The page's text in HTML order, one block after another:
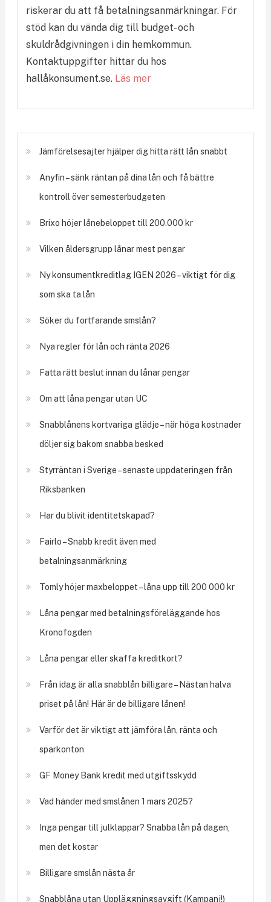
riskerar du att få betalningsanmärkningar. För
stöd kan du vända dig till budget- och
skuldrådgivningen i din hemkommun.
Kontaktuppgifter hittar du hos
hallåkonsument.se. Läs mer
Jämförelsesajter hjälper dig hitta rätt lån snabbt
Anyfin – sänk räntan på dina lån och få bättre
kontroll över semesterbudgeten
Brixo höjer lånebeloppet till 200.000 kr
Vilken åldersgrupp lånar mest pengar
Ny konsumentkreditlag IGEN 2026 – viktigt för dig
som ska ta lån
Söker du fortfarande smslån?
Nya regler för lån och ränta 2026
Fatta rätt beslut innan du lånar pengar
Om att låna pengar utan UC
Snabblånens kortvariga glädje – när höga kostnader
döljer sig bakom snabba besked
Styrräntan i Sverige – senaste uppdateringen från
Riksbanken
Har du blivit identitetskapad?
Fairlo – Snabb kredit även med
betalningsanmärkning
Tomly höjer maxbeloppet – låna upp till 200 000 kr
Låna pengar med betalningsföreläggande hos
Kronofogden
Låna pengar eller skaffa kreditkort?
Från idag är alla snabblån billigare – Nästan halva
priset på lån! Här är de billigare lånen!
Varför det är viktigt att jämföra lån, ränta och
sparkonton
GF Money Bank kredit med utgiftsskydd
Vad händer med smslånen 1 mars 2025?
Inga pengar till julklappar? Snabba lån på dagen,
men det kostar
Billigare smslån nästa år
Snabblåna utan Uppläggningsavgift (Kampanj!)